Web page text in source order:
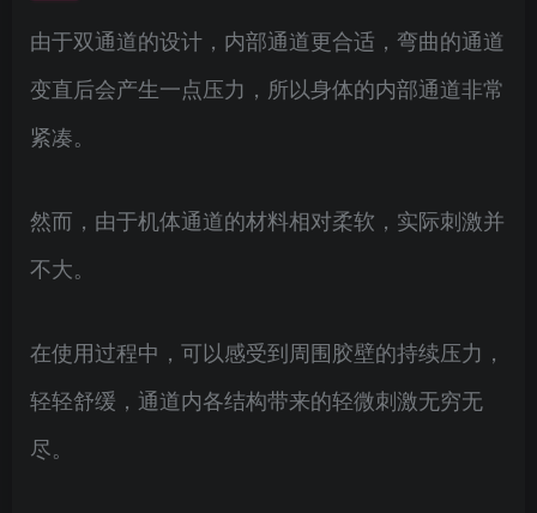
由于双通道的设计，内部通道更合适，弯曲的通道
变直后会产生一点压力，所以身体的内部通道非常
紧凑。
然而，由于机体通道的材料相对柔软，实际刺激并
不大。
在使用过程中，可以感受到周围胶壁的持续压力，
轻轻舒缓，通道内各结构带来的轻微刺激无穷无
尽。